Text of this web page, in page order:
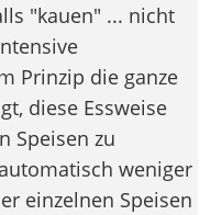
"kauen" ... nicht
Prinzip die ganze
diese Essweise
Speisen zu
weniger
einzelnen Speisen